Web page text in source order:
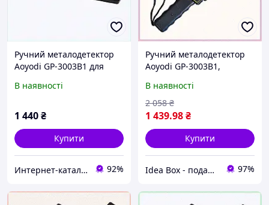
Ручний металодетектор
Aoyodi GP-3003B1 для
66EP6366M6
В наявності
1 440₴
Купити
Интернет-каталог скидок "BAGSPACE.ua" 92%
Ручний металодетектор
Aoyodi GP-3003B1,
В наявності
1 439.98₴
2 058 ₴
Купити
Idea Box - подарки для всей семьи 97%